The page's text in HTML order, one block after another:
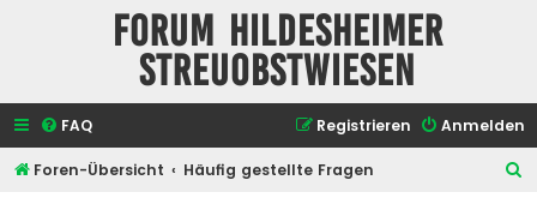
Forum Hildesheimer
Streuobstwiesen
FAQ Anmelden
Registrieren
Foren-Übersicht Häufig gestellte Fragen